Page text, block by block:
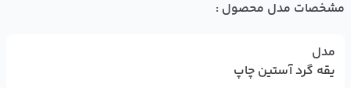
مشخصات مدل محصول :
مدل
یقه گرد آستین چاپ